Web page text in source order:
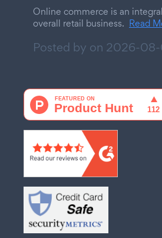
Online commerce is an
overall retail business. Read
Posted by on 2026-